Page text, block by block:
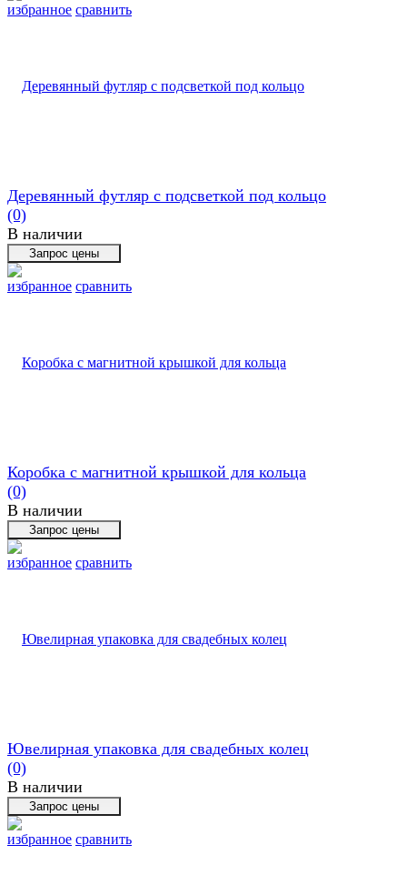
избранное сравнить
избранное сравнить
Деревянный футляр с подсветкой под кольцо
(0)
В наличии
избранное сравнить
Коробка с магнитной крышкой для кольца
(0)
В наличии
избранное сравнить
Ювелирная упаковка для свадебных колец
(0)
В наличии